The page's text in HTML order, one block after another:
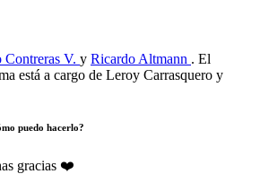
Contreras V. y Ricardo Altmann . El
está a cargo de Leroy Carrasquero y
puedo hacerlo?
gracias ❤️